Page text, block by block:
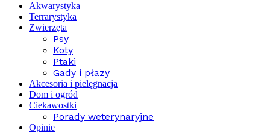
Akwarystyka
Terrarystyka
Zwierzęta
Psy
Koty
Ptaki
Gady i płazy
Akcesoria i pielęgnacja
Dom i ogród
Ciekawostki
Porady weterynaryjne
Opinie